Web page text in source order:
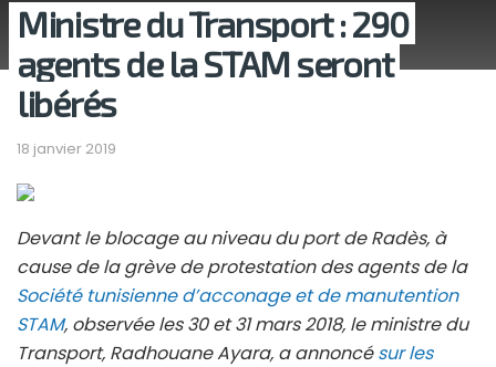
Ministre du Transport : 290
agents de la STAM seront
libérés
18 janvier 2019
Devant le blocage au niveau du port de Radès, à
cause de la grève de protestation des agents de la
Société tunisienne d’acconage et de manutention
STAM, observée les 30 et 31 mars 2018, le ministre du
Transport, Radhouane Ayara, a annoncésur les